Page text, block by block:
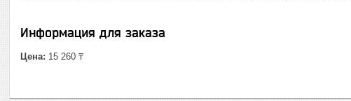
Информация для заказа
Цена: 15 260 ₸